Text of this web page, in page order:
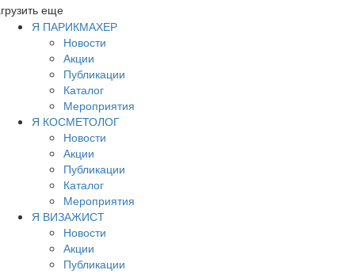
еще
Я ПАРИКМАХЕР
Новости
Акции
Публикации
Каталог
Мероприятия
Я КОСМЕТОЛОГ
Новости
Акции
Публикации
Каталог
Мероприятия
Я ВИЗАЖИСТ
Новости
Акции
Публикации